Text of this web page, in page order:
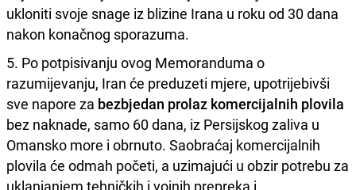
ukloniti svoje snage iz blizine Irana u roku od 30 dana
nakon konačnog sporazuma.
5. Po potpisivanju ovog Memoranduma o
razumijevanju, Iran će preduzeti mjere, upotrijebivši
sve napore za bezbjedan prolaz komercijalnih plovila
bez naknade, samo 60 dana, iz Persijskog zaliva u
Omansko more i obrnuto. Saobraćaj komercijalnih
plovila će odmah početi, a uzimajući u obzir potrebu za
uklanjanjem tehničkih i vojnih prepreka i